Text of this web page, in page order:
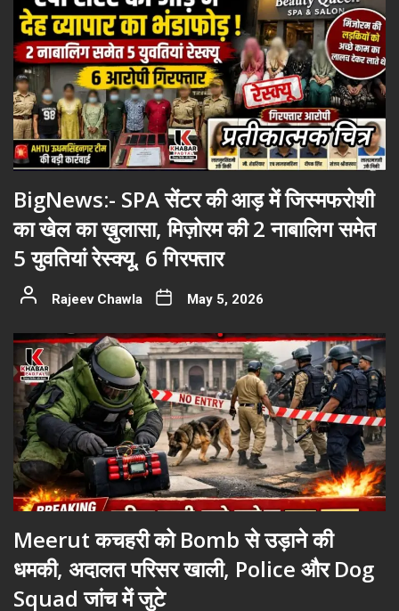
BigNews:- SPA सेंटर की आड़ में जिस्मफरोशी
का खेल का ख़ुलासा, मिज़ोरम की 2 नाबालिग समेत
5 युवतियां रेस्क्यू, 6 गिरफ्तार
Rajeev Chawla May 5, 2026
Meerut कचहरी को Bomb से उड़ाने की
धमकी, अदालत परिसर खाली, Police और Dog
Squad जांच में जुटे